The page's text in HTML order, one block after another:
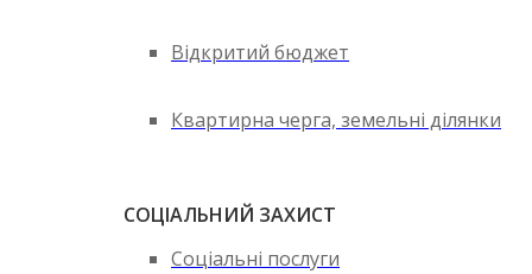
Відкритий бюджет
Квартирна черга, земельні ділянки
СОЦІАЛЬНИЙ ЗАХИСТ
Соціальні послуги